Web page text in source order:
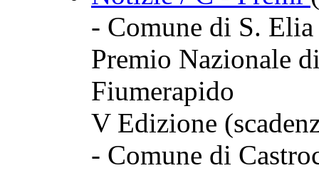
- Comune di S.
Premio Nazionale
Fiumerapido
V Edizione
- Comune di